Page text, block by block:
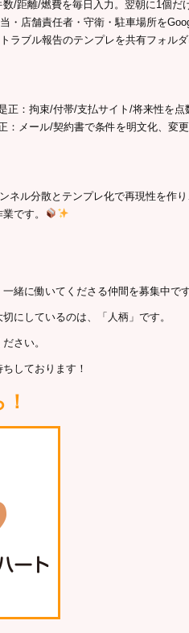
/距離/燃費を毎日入力。翌朝に1個だ
・店舗責任者・守衛・駐車場所を
ラブル報告のテンプレを共有フォルダ
：拘束/付帯/支払サイト/将来性を点
メール/契約書で条件を明文化、変更
ネル分散とテンプレ化で再現性を作
です。
緒に働いてくださる仲間を募集中で
にしているのは、「人柄」です。
さい。
しております！